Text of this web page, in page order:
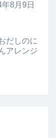
8月9日
だしのに
アレンジ